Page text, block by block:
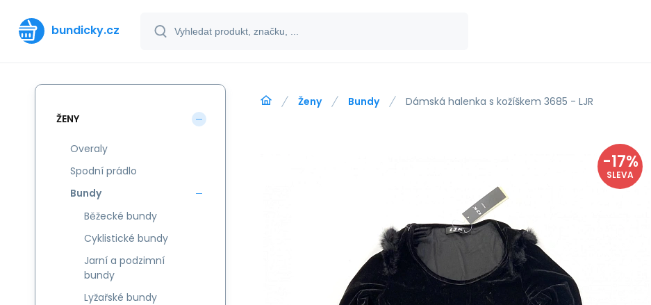
bundicky.cz
Ženy Bundy Dámská halenka s kožíškem 3685 - LJR
-17%
SLEVA
ŽENY
Overaly
Spodní prádlo
Bundy
Běžecké bundy
Cyklistické bundy
Jarní a podzimní
bundy
Lyžařské bundy